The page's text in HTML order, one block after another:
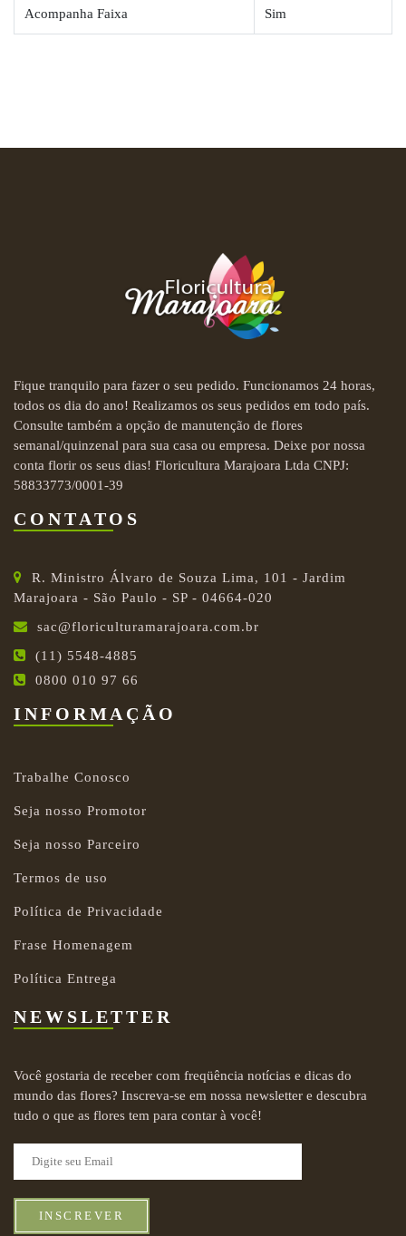
Acompanha Faixa Sim
Fique tranquilo para fazer o seu pedido. Funcionamos 24 horas,
todos os dia do ano! Realizamos os seus pedidos em todo país.
Consulte também a opção de manutenção de flores
semanal/quinzenal para sua casa ou empresa. Deixe por nossa
conta florir os seus dias! Floricultura Marajoara Ltda CNPJ:
58833773/0001-39
CONTATOS
R. Ministro Álvaro de Souza Lima, 101 - Jardim
Marajoara - São Paulo - SP - 04664-020
sac@floriculturamarajoara.com.br
(11) 5548-4885
0800 010 97 66
INFORMAÇÃO
Trabalhe Conosco
Seja nosso Promotor
Seja nosso Parceiro
Termos de uso
Política de Privacidade
Frase Homenagem
Política Entrega
NEWSLETTER
Você gostaria de receber com freqüência notícias e dicas do
mundo das flores? Inscreva-se em nossa newsletter e descubra
tudo o que as flores tem para contar à você!
INSCREVER